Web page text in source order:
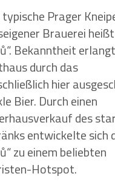
typische Prager
Brauerei heißt
Bekanntheit
durch das
hier
Bier. Durch einen
des
entwickelte sich
zu einem beliebten
Hotspot.